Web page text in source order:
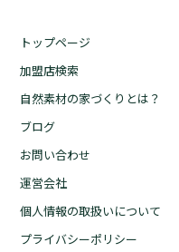
トップページ
加盟店検索
自然素材の家づくりとは？
ブログ
お問い合わせ
運営会社
個人情報の取扱いについて
プライバシーポリシー